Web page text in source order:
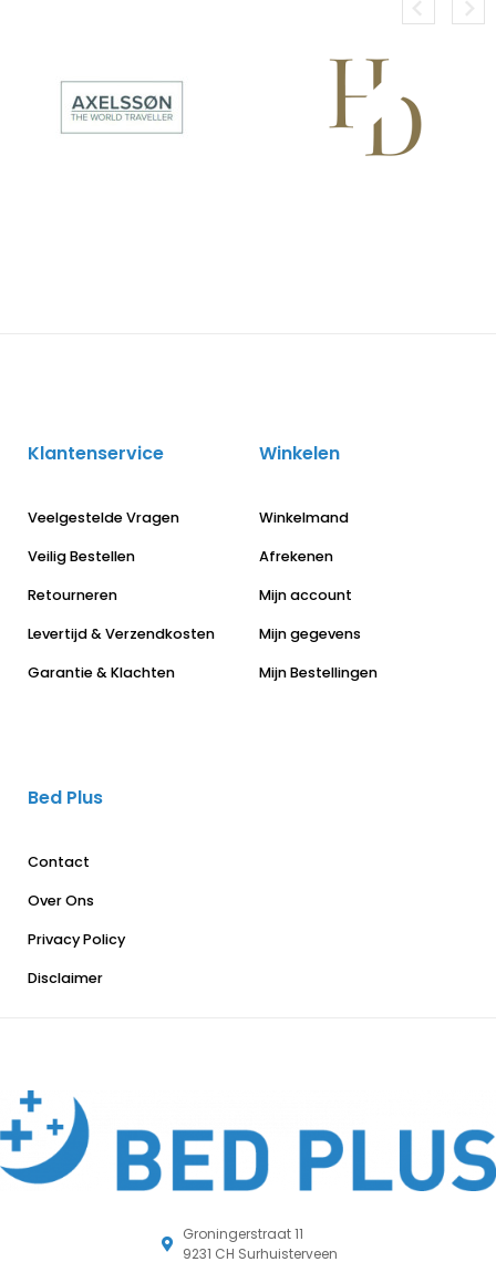
Groningerstraat 11
9231 CH Surhuisterveen
Klantenservice
Veelgestelde Vragen
Veilig Bestellen
Retourneren
Levertijd & Verzendkosten
Garantie & Klachten
Winkelen
Winkelmand
Afrekenen
Mijn account
Mijn gegevens
Mijn Bestellingen
Bed Plus
Contact
Over Ons
Privacy Policy
Disclaimer